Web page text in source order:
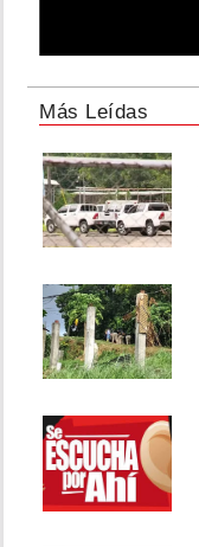
Más Leídas